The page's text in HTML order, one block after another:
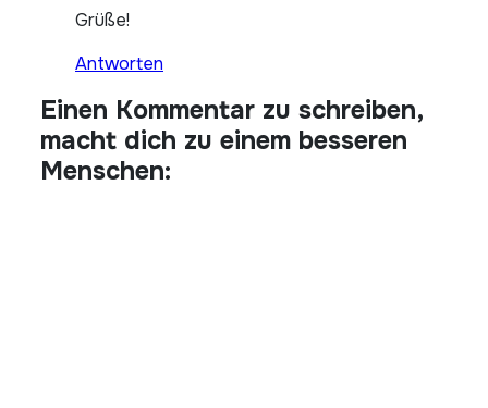
Grüße!
Antworten
Einen Kommentar zu schreiben,
macht dich zu einem besseren
Menschen: